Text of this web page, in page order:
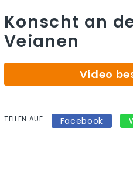
Konscht an
Veianen
Video
TEILEN AUF Facebook